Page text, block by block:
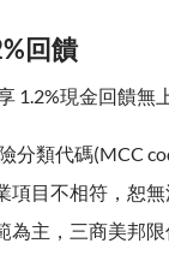
回饋
1.2%現金回饋無
分類代碼(MCC
項目不相符，恕
主，三商美邦限